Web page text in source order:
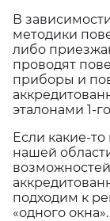
В
методики
либо
проводят
приборы и
эталонами 1-
Если какие-
нашей
подходим к
«одного окна».